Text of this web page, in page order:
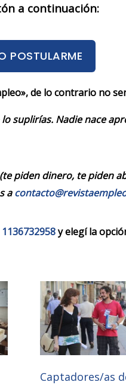
a continuación:
POSTULARME
de lo contrario no
suplirías. Nadie nace
piden dinero, te piden
a
1136732958y elegí la
Captadores/as